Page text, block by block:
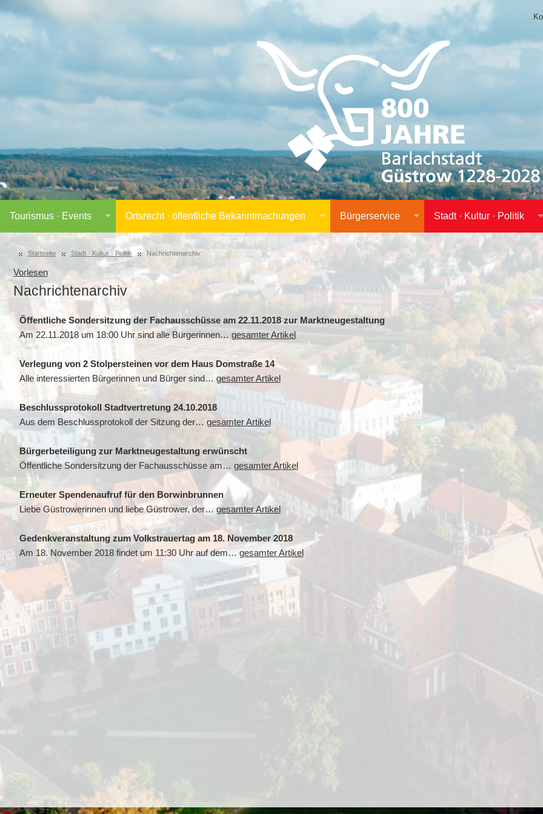
Tourismus · Events Ortsrecht · öffentliche Bekanntmachungen Bürgerservice Stadt · Kultur · Politik
Startseite Stadt · Kultur · Politik Nachrichtenarchiv
Vorlesen
Nachrichtenarchiv
Öffentliche Sondersitzung der Fachausschüsse am 22.11.2018 zur Marktneugestaltung
Am 22.11.2018 um 18:00 Uhr sind alle Bürgerinnen… gesamter Artikel
Verlegung von 2 Stolpersteinen vor dem Haus Domstraße 14
Alle interessierten Bürgerinnen und Bürger sind…gesamter Artikel
Beschlussprotokoll Stadtvertretung 24.10.2018
Aus dem Beschlussprotokoll der Sitzung der… gesamter Artikel
Bürgerbeteiligung zur Marktneugestaltung erwünscht
Öffentliche Sondersitzung der Fachausschüsse am… gesamter Artikel
Erneuter Spendenaufruf für den Borwinbrunnen
Liebe Güstrowerinnen und liebe Güstrower, der… gesamter Artikel
Gedenkveranstaltung zum Volkstrauertag am 18. November 2018
Am 18. November 2018 findet um 11:30 Uhr auf dem… gesamter Artikel